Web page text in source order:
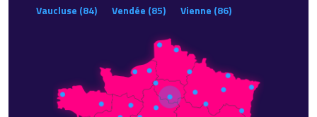
Vaucluse (84)
Vendée (85) Vienne (86)